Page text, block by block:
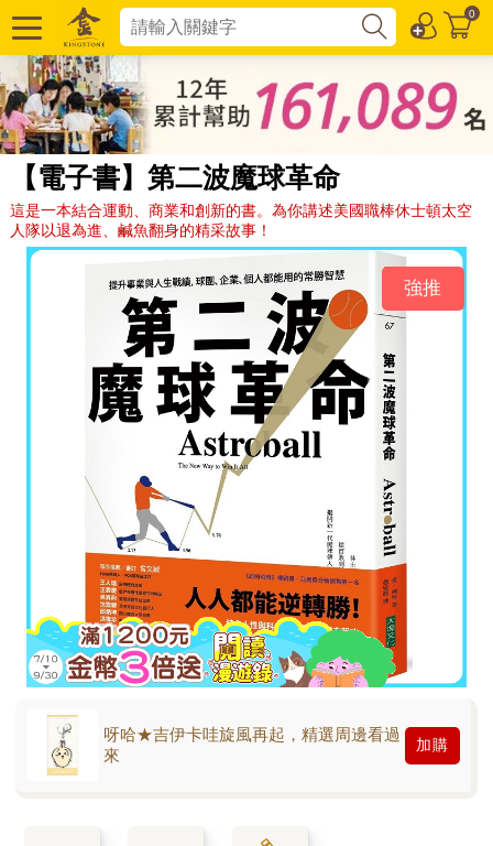
0
【電子書】第二波魔球革命
這是一本結合運動、商業和創新的書。為你講述美國職棒休士頓太空
人隊以退為進、鹹魚翻身的精采故事！
強推
呀哈★吉伊卡哇旋風再起，精選周邊看過
來
加購